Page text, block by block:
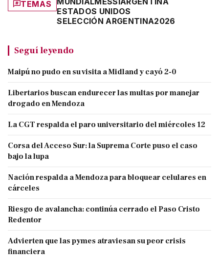
TEMAS
ESTADOS UNIDOS
SELECCIÓN ARGENTINA2026
Seguí leyendo
Maipú no pudo en su visita a Midland y cayó 2-0
Libertarios buscan endurecer las multas por manejar
drogado en Mendoza
La CGT respalda el paro universitario del miércoles 12
Corsa del Acceso Sur: la Suprema Corte puso el caso
bajo la lupa
Nación respalda a Mendoza para bloquear celulares en
cárceles
Riesgo de avalancha: continúa cerrado el Paso Cristo
Redentor
Advierten que las pymes atraviesan su peor crisis
financiera